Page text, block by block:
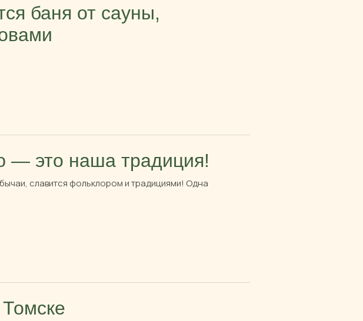
баня от сауны,
— это наша традиция!
славится фольклором и традициями! Одна